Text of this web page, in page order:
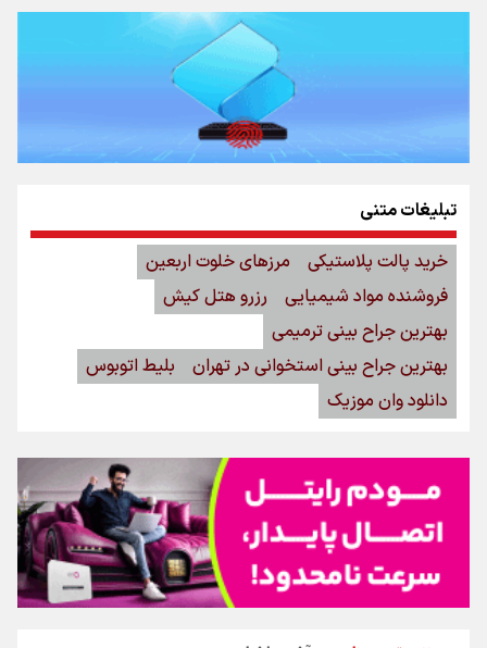
تبلیغات متنی
خرید پالت پلاستیکی
مرزهای خلوت اربعین
فروشنده مواد شیمیایی
رزرو هتل کیش
بهترین جراح بینی ترمیمی
بهترین جراح بینی استخوانی در تهران
بلیط اتوبوس
دانلود وان موزیک